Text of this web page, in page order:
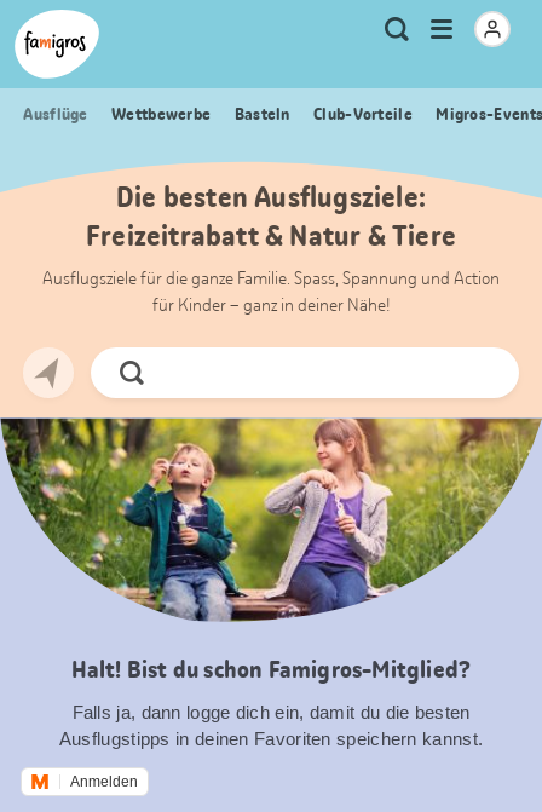
Sprungmarken
Navigation
Header
Logo
Meta
Navigation
Suche
Menu
öffnen
Ausflüge Wettbewerbe Basteln Club-Vorteile Migros-
Die besten Ausflugsziele:
Freizeitrabatt & Natur & Tiere
Ausflugsziele für die ganze Familie. Spass, Spannung und Action
für Kinder – ganz in deiner Nähe!
Jetzt
Suchen
Halt! Bist du schon Famigros-Mitglied?
Falls ja, dann logge dich ein, damit du die besten
Ausflugstipps in deinen Favoriten speichern kannst.
Anmelden